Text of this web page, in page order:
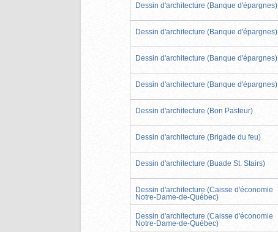
Dessin d'architecture (Banque d'épargnes)
Dessin d'architecture (Banque d'épargnes)
Dessin d'architecture (Banque d'épargnes)
Dessin d'architecture (Banque d'épargnes)
Dessin d'architecture (Bon Pasteur)
Dessin d'architecture (Brigade du feu)
Dessin d'architecture (Buade St. Stairs)
Dessin d'architecture (Caisse d'économie
Notre-Dame-de-Québec)
Dessin d'architecture (Caisse d'économie
Notre-Dame-de-Québec)